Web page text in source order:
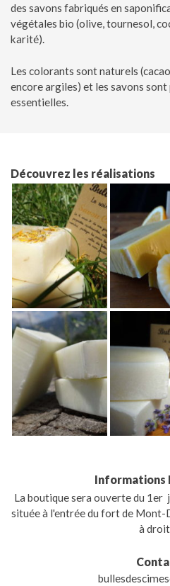
Informations
La boutique sera ouverte du 1er
située à l'entrée du fort de Mont-
à
des savons fabriqués en
végétales bio (olive, tournesol,
karité).
Les colorants sont naturels
encore argiles) et les savons
essentielles.
Découvrez les réalisations